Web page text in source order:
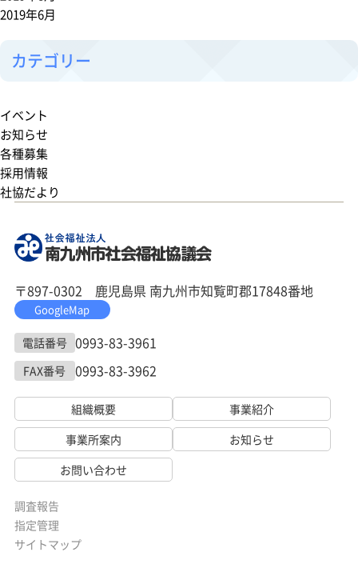
2019年6月
カテゴリー
イベント
お知らせ
各種募集
採用情報
社協だより
〒897-0302 鹿児島県 南九州市知覧町郡17848番地
GoogleMap
電話番号 0993-83-3961
FAX番号 0993-83-3962
組織概要
事業紹介
事業所案内
お知らせ
お問い合わせ
調査報告
指定管理
サイトマップ